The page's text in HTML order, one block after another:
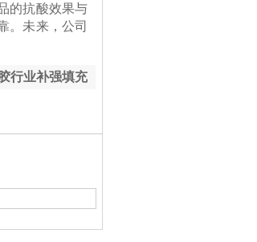
的抗酸效果与
。未来，公司
行业补强填充